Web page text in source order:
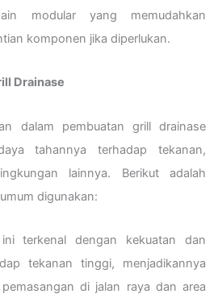
modular yang memudahkan
komponen jika diperlukan.
Drainase
dalam pembuatan grill drainase
tahannya terhadap tekanan,
lainnya. Berikut adalah
digunakan:
terkenal dengan kekuatan dan
tekanan tinggi, menjadikannya
di jalan raya dan area